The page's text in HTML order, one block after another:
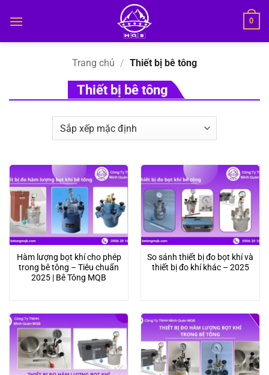
qua
0
Trang chủ / Thiết bị bê tông
Thiết bị bê tông
Hàm lượng bọt khí cho phép
trong bê tông – Tiêu chuẩn
2025 | Bê Tông MQB
So sánh thiết bị đo bọt khí và
thiết bị đo khí khác – 2025